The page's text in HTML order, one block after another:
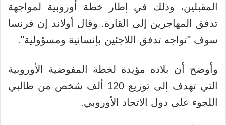
المقبلين، وذلك في إطار خطة أوروبية لمواجهة
تدفق المهاجرين إلى القارة. وقال أولاند إن فرنسا
سوف "تواجه تدفق اللاجئين بإنسانية ومسؤولية".
وأوضح أن بلاده مؤيدة لخطة المفوضية الأوروبية
التي تهدف إلى توزيع 120 ألف شخص من طالبي
اللجوء على دول الاتحاد الأوروبي.